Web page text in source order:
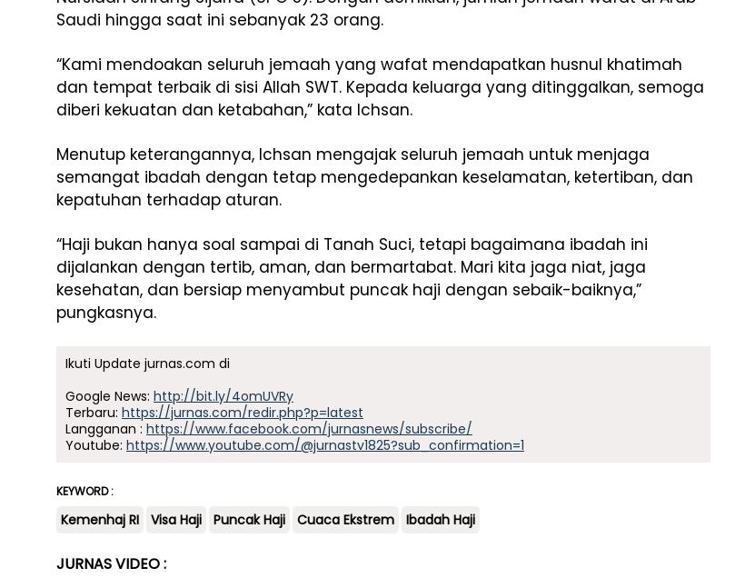
Saudi hingga saat ini sebanyak 23 orang.
“Kami mendoakan seluruh jemaah yang wafat mendapatkan husnul khatimah
dan tempat terbaik di sisi Allah SWT. Kepada keluarga yang ditinggalkan, semoga
diberi kekuatan dan ketabahan,” kata Ichsan.
Menutup keterangannya, Ichsan mengajak seluruh jemaah untuk menjaga
semangat ibadah dengan tetap mengedepankan keselamatan, ketertiban, dan
kepatuhan terhadap aturan.
“Haji bukan hanya soal sampai di Tanah Suci, tetapi bagaimana ibadah ini
dijalankan dengan tertib, aman, dan bermartabat. Mari kita jaga niat, jaga
kesehatan, dan bersiap menyambut puncak haji dengan sebaik-baiknya,”
pungkasnya.
Ikuti Update jurnas.com di
Google News: http://bit.ly/4omUVRy
Terbaru: https://jurnas.com/redir.php?p=latest
Langganan : https://www.facebook.com/jurnasnews/subscribe/
Youtube: https://www.youtube.com/@jurnastv1825?sub_confirmation=1
KEYWORD :
Kemenhaj RI Visa Haji Puncak Haji Cuaca Ekstrem Ibadah Haji
JURNAS VIDEO :